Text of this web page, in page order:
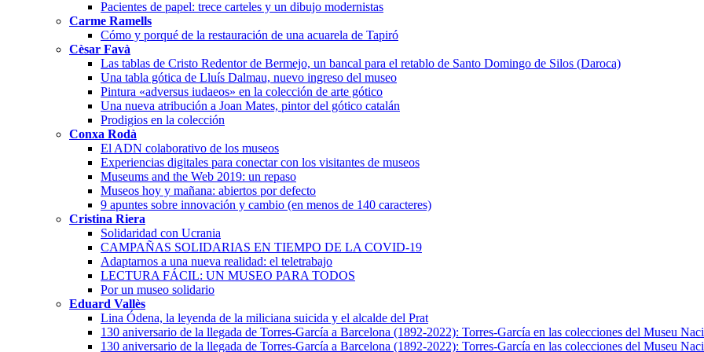
Pacientes de papel: trece carteles y un dibujo modernistas
Carme Ramells
Cómo y porqué de la restauración de una acuarela de Tapiró
Cèsar Favà
Las tablas de Cristo Redentor de Bermejo, un bancal para el retablo de Santo Domingo de Silos (Daroca)
Una tabla gótica de Lluís Dalmau, nuevo ingreso del museo
Pintura «adversus iudaeos» en la colección de arte gótico
Una nueva atribución a Joan Mates, pintor del gótico catalán
Prodigios en la colección
Conxa Rodà
El ADN colaborativo de los museos
Experiencias digitales para conectar con los visitantes de museos
Museums and the Web 2019: un repaso
Museos hoy y mañana: abiertos por defecto
9 apuntes sobre innovación y cambio (en menos de 140 caracteres)
Cristina Riera
Solidaridad con Ucrania
CAMPAÑAS SOLIDARIAS EN TIEMPO DE LA COVID-19
Adaptarnos a una nueva realidad: el teletrabajo
LECTURA FÁCIL: UN MUSEO PARA TODOS
Por un museo solidario
Eduard Vallès
Lina Ódena, la leyenda de la miliciana suicida y el alcalde del Prat
130 aniversario de la llegada de Torres-García a Barcelona (1892-2022): Torres-García en las colecciones del Museu
130 aniversario de la llegada de Torres-García a Barcelona (1892-2022): Torres-García en las colecciones del Museu